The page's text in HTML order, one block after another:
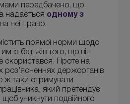
передбачено, що
надається одному з
неї право.
прямої норми щодо
із батьків того, що він
скористався. Проте на
роз’ясненнях держорганів
ж таки отримувати
який претендує
щоб уникнути подвійного